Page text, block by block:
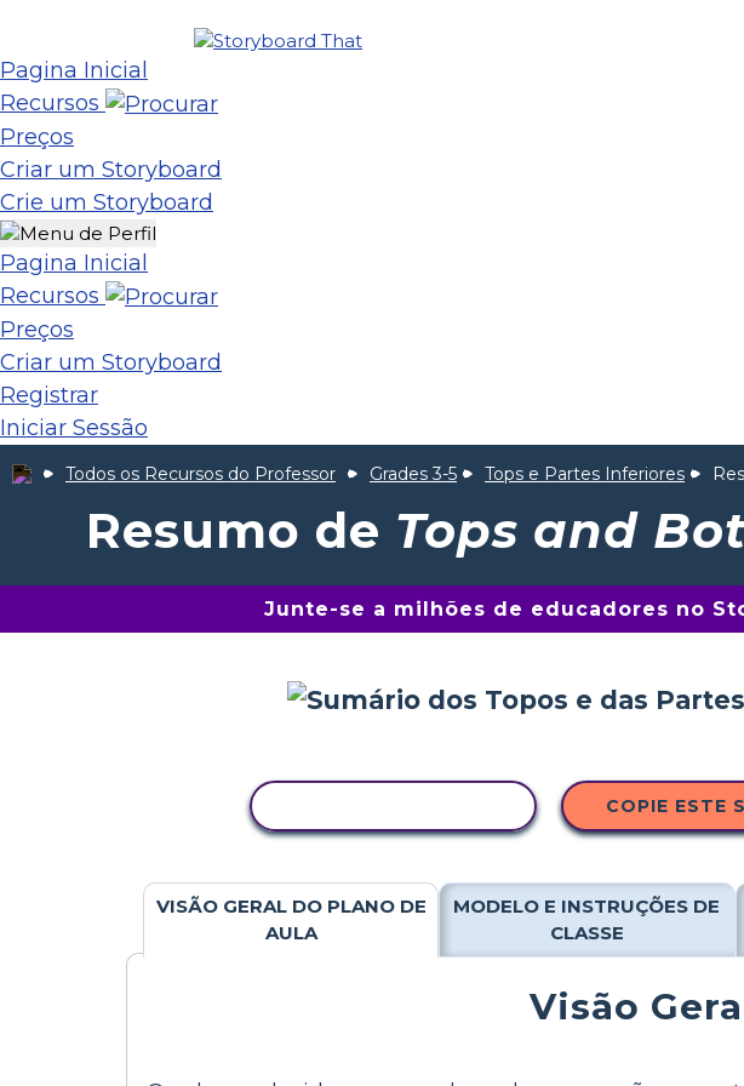
Pagina Inicial
Recursos
Preços
Criar um Storyboard
Crie um Storyboard
Pagina Inicial
Recursos
Preços
Criar um Storyboard
Registrar
Iniciar Sessão
Todos os Recursos do Professor Grades 3-5 Tops e Partes Inferiores
Resumo de Tops and
Junte-se a milhões de educadores no
COPIE ESTE
VISÃO GERAL DO PLANO DE
AULA
MODELO E INSTRUÇÕES DE
CLASSE
Visão